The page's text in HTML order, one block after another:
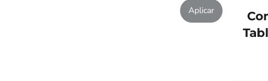
Aplicar